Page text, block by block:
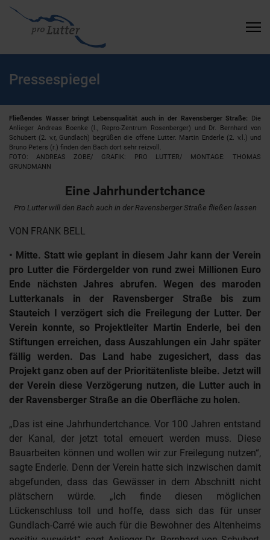
Pressespiegel
Fließendes Wasser bringt Lebensqualität auch in der Ravensberger Straße:
Die
Anlieger Andreas Boenke (l., Repro-Zentrum Rosenberger) und Dr. Bernhard von
Schubert (2. v.r, Gundlach) begrüßen die offene Lutter. Martin Enderle (2. v.l.) und
Bruno Peters (r.) finden den Bach dort sehr reizvoll.
FOTO: ANDREAS ZOBE/ GRAFIK: PRO LUTTER/ MONTAGE: THOMAS
GRUNDMANN
Eine Jahrhundertchance
Pro Lutter will den Bach auch in der Ravensberger Straße fließen lassen
VON FRANK BELL
• Mitte. Statt wie geplant in diesem Jahr kann der Verein
pro Lutter die Fördergelder von rund zwei Millionen Euro
Ende nächsten Jahres abrufen. Wegen des maroden
Lutterkanals in der Ravensberger Straße bis zum
Stauteich I verzögert sich die Freilegung der Lutter. Der
Verein konnte, so Projektleiter Martin Enderle, bei den
Stiftungen erreichen, dass Auszahlungen ein Jahr später
fällig werden. Das Land habe zugesichert, dass das
Projekt ganz oben auf der Prioritätenliste bleibe. Jetzt will
der Verein diese Verzögerung nutzen, die Lutter auch in
der Ravensberger Straße an die Oberfläche zu holen.
„Das ist eine Jahrhundertchance. Vor 100 Jahren entstand
der Kanal, der jetzt total erneuert werden muss. Diese
Bauarbeiten können und wollen wir zur Freilegung nutzen“,
sagte Enderle. Denn der Verein hatte sich inzwischen damit
abgefunden, dass das Gewässer in dem Abschnitt nicht
plätschern würde. „Ich finde diesen möglichen
Lückenschluss toll und hoffe, dass sich das für unser
Gundlach-Carré wie auch für die Bewohner des Altenheims